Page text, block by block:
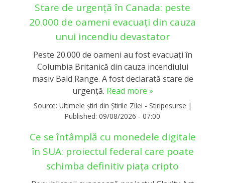
Stare de urgență în Canada: peste
20.000 de oameni evacuați din cauza
unui incendiu devastator
Peste 20.000 de oameni au fost evacuați în
Columbia Britanică din cauza incendiului
masiv Bald Range. A fost declarată stare de
urgență. Read more »
Source: Ultimele știri din Știrile Zilei - Stiripesurse |
Published: 09/08/2026 - 07:00
Ce se întâmplă cu monedele digitale
în SUA: proiectul federal care poate
schimba definitiv piața cripto